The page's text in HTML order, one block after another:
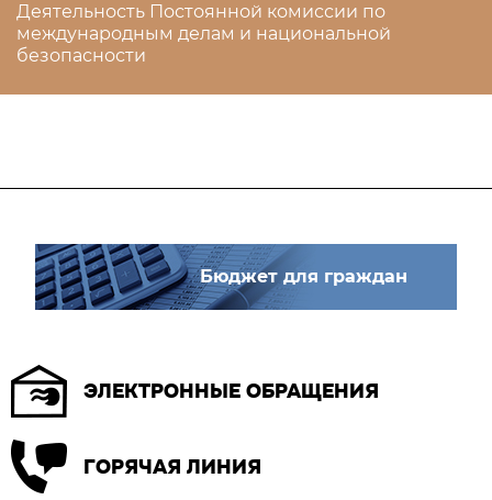
Деятельность Постоянной комиссии по
международным делам и национальной
безопасности
Бюджет для граждан
ЭЛЕКТРОННЫЕ ОБРАЩЕНИЯ
ГОРЯЧАЯ ЛИНИЯ